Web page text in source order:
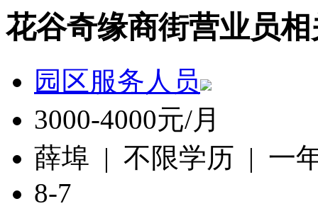
花谷奇缘商街营业员
园区服务人员
3000-4000元/月
薛埠 | 不限学历 | 一
8-7